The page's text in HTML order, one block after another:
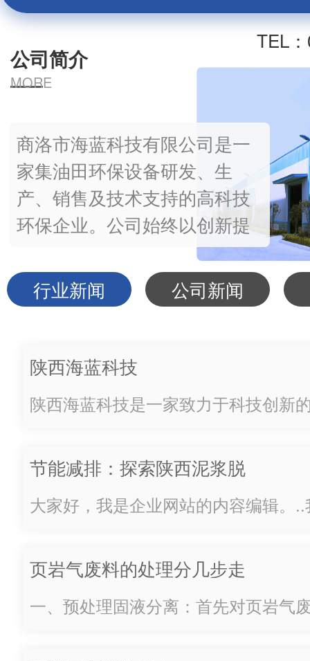
TEL
公司简介
MORE
商洛市海蓝科技有限公司是一
家集油田环保设备研发、生
产、销售及技术支持的高科技
环保企业。公司始终以创新提
升品牌、营销创造价值为理
念，为客户提供合理的废弃物
解决方案，呈现优异的处理效
新思路、新运营、新模式，开
聚力、众志成城 地处秦岭东段
行业新闻 公司新闻
陕西海蓝科技
陕西海蓝科技是一家致力于科技创新
队，不断推动着科技的进步。我们的
客户为中心。我们深...
节能减排：探索陕西泥浆脱
水机的绿色发展之路
大家好，我是企业网站的内容编辑。
越来越多的企业开始关注如何在生产
减排。泥浆脱...
页岩气废料的处理分几步走
一、预处理固液分离：首先对页岩气